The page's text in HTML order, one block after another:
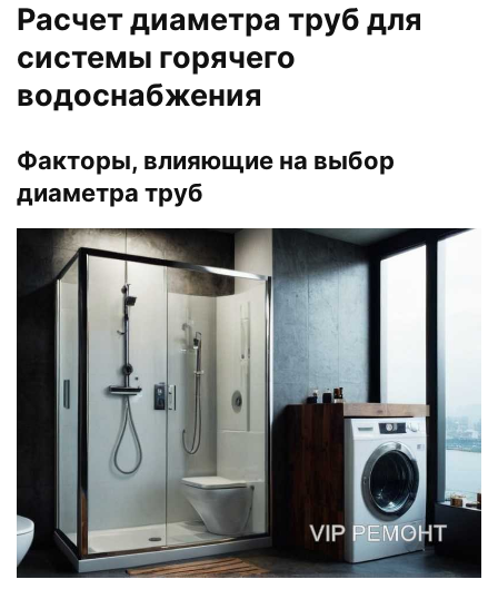
Расчет диаметра труб для
системы горячего
водоснабжения
Факторы, влияющие на выбор
диаметра труб